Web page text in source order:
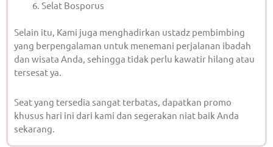
Selat Bosporus
Selain itu, Kami juga menghadirkan ustadz pembimbing
yang berpengalaman untuk menemani perjalanan ibadah
dan wisata Anda, sehingga tidak perlu kawatir hilang atau
tersesat ya.
Seat yang tersedia sangat terbatas, dapatkan promo
khusus hari ini dari kami dan segerakan niat baik Anda
sekarang.